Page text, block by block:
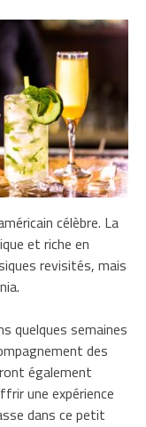
célèbre. La
et riche en
revisités, mais
quelques semaines
des
également
une expérience
dans ce petit